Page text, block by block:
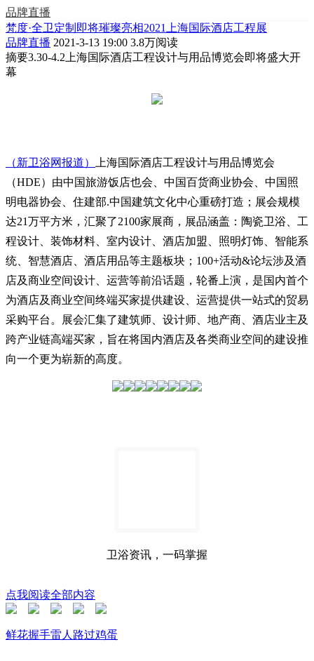
品牌直播
梵度·全卫定制即将璀璨亮相2021上海国际酒店工程展
品牌直播 2021-3-13 19:00 3.8万阅读
摘要3.30-4.2上海国际酒店工程设计与用品博览会即将盛大开
幕
（新卫浴网报道）
上海国际酒店工程设计与用品博览会
（HDE）由中国旅游饭店也会、中国百货商业协会、中国照
明电器协会、住建部.中国建筑文化中心重磅打造；展会规模
达21万平方米，汇聚了2100家展商，展品涵盖：陶瓷卫浴、工
程设计、装饰材料、室内设计、酒店加盟、照明灯饰、智能系
统、智慧酒店、酒店用品等主题板块；100+活动&论坛涉及酒
店及商业空间设计、运营等前沿话题，轮番上演，是国内首个
为酒店及商业空间终端买家提供建设、运营提供一站式的贸易
采购平台。展会汇集了建筑师、设计师、地产商、酒店业主及
跨产业链高端买家，旨在将国内酒店及各类商业空间的建设推
向一个更为崭新的高度。
卫浴资讯，一码掌握
点我阅读全部内容
鲜花握手雷人 路过鸡蛋